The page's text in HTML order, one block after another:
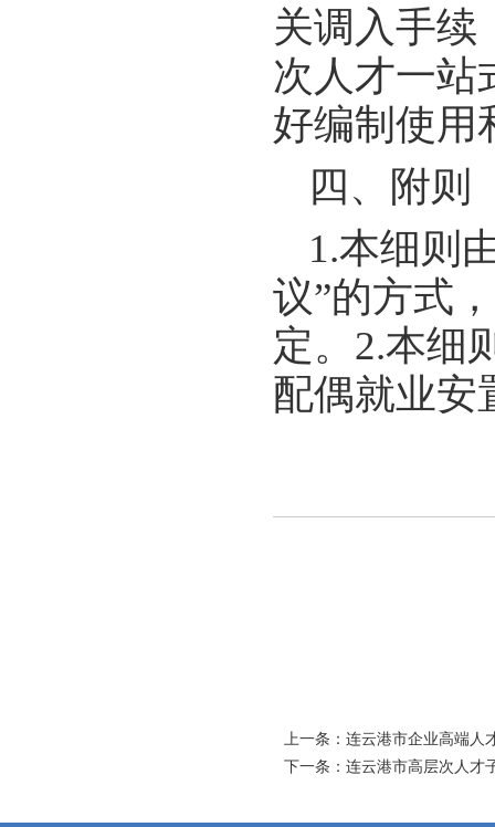
关调入手续
次人才一站
好编制使用
四、附则
1.本细则
议”的方式
定。2.本细
配偶就业安
上一条： 连云港市企业高端人
下一条： 连云港市高层次人才